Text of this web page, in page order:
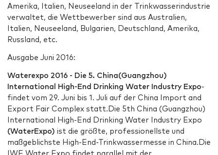
Amerika, Italien, Neuseeland in der Trinkwasserindustrie
verwaltet, die Wettbewerber sind aus Australien,
Italien, Neuseeland, Bulgarien, Deutschland, Amerika,
Russland, etc.
Ausgabe Juni 2016:
Waterexpo 2016 - Die 5. China(Guangzhou)
International High-End Drinking Water Industry Expo-
findet vom 29. Juni bis 1. Juli auf der China Import and
Export Fair Complex statt.Die 5th China (Guangzhou)
International High-End Drinking Water Industry Expo
(WaterExpo) ist die größte, professionellste und
maßgeblichste High-End-Trinkwassermesse in China.Die